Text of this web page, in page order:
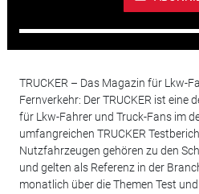
TRUCKER – Das Magazin für Lkw-
Fernverkehr: Der TRUCKER ist eine
für Lkw-Fahrer und Truck-Fans im
umfangreichen TRUCKER
Nutzfahrzeugen gehören zu den
und gelten als Referenz in der
monatlich über die Themen Test